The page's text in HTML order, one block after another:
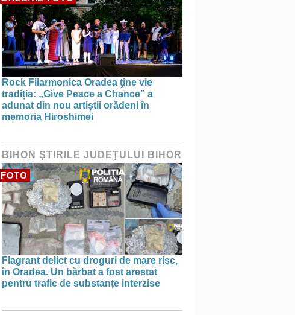
Rock Filarmonica Oradea ţine vie
tradiția: „Give Peace a Chance” a
adunat din nou artiștii orădeni în
memoria Hiroshimei
BIHON ŞTIRILE JUDEŢULUI BIHOR
FOTO
Flagrant delict cu droguri de mare risc,
în Oradea. Un bărbat a fost arestat
pentru trafic de substanțe interzise